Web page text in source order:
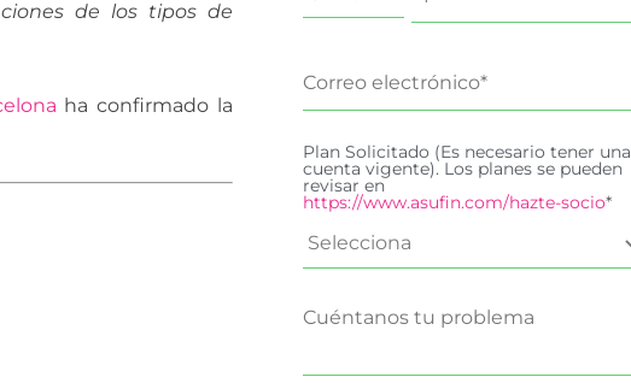
de los tipos de
ha confirmado la
Plan Solicitado (Es necesario tener una
cuenta vigente). Los planes se pueden
revisar en
https://www.asufin.com/hazte-socio*